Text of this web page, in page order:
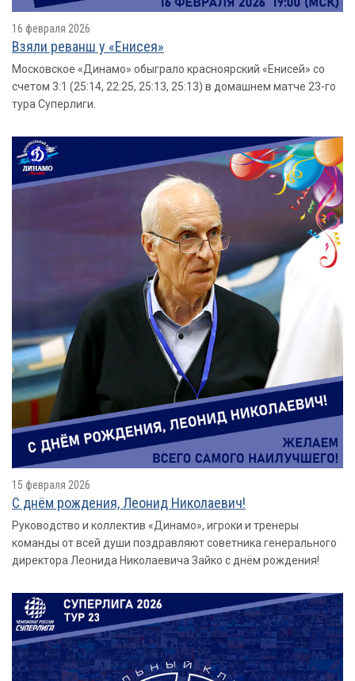
16 февраля 2026
Взяли реванш у «Енисея»
Московское «Динамо» обыграло красноярский «Енисей» со
счетом 3:1 (25:14, 22:25, 25:13, 25:13) в домашнем матче 23-го
тура Суперлиги.
15 февраля 2026
С днём рождения, Леонид Николаевич!
Руководство и коллектив «Динамо», игроки и тренеры
команды от всей души поздравляют советника генерального
директора Леонида Николаевича Зайко с днём рождения!